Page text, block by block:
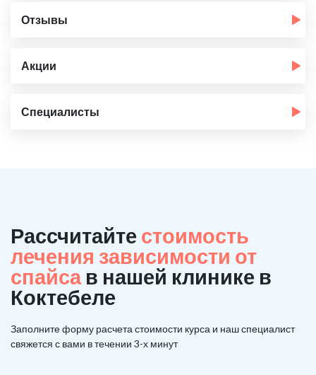
Отзывы
Акции
Специалисты
Рассчитайте стоимость
лечения зависимости от
спайса в нашей клинике в
Коктебеле
Заполните форму расчета стоимости курса и наш специалист
свяжется с вами в течении 3-х минут